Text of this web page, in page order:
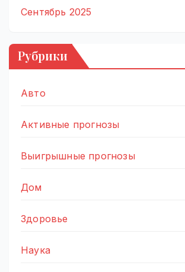
Сентябрь 2025
Рубрики
Авто
Активные прогнозы
Выигрышные прогнозы
Дом
Здоровье
Наука